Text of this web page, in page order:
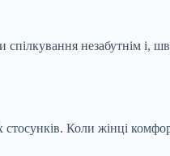
спілкування незабутнім і,
Коли жінці